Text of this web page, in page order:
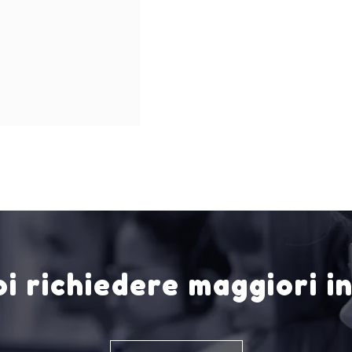
richiedere maggiori